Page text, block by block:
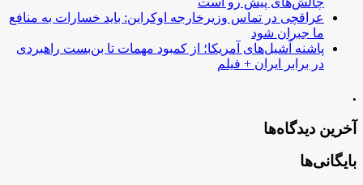
عراقچی در تماس وزیرخارجه اوکراین: باید خسارات به منافع
ما جبران شود
پاشنه آشیل‌های آمریکا؛ از کمبود مهمات تا بن‌بست راهبردی
در برابر ایران + فیلم
.
آخرین دیدگاه‌ها
بایگانی‌ها